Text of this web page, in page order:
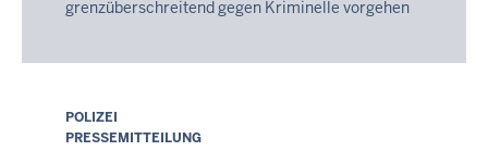
grenzüberschreitend gegen Kriminelle vorgehen
Samstag,
POLIZEI
PRESSEMITTEILUNG